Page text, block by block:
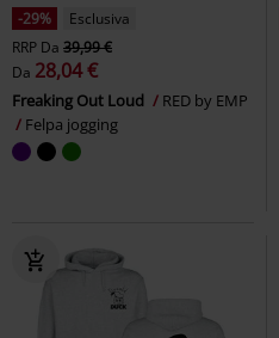
-29%
Esclusiva
RRP Da 39,99 €
Da 28,04 €
Freaking Out Loud
RED by EMP
Felpa jogging